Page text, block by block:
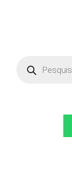
search